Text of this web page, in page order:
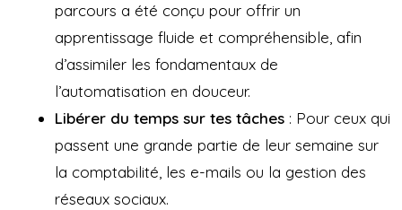
parcours a été conçu pour offrir un
apprentissage fluide et compréhensible, afin
d’assimiler les fondamentaux de
l’automatisation en douceur.
Libérer du temps sur tes tâches : Pour ceux qui
passent une grande partie de leur semaine sur
la comptabilité, les e-mails ou la gestion des
réseaux sociaux.